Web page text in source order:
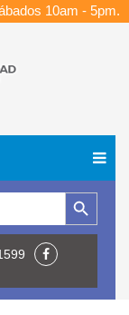
10am - 5pm.
Botón de búsqueda